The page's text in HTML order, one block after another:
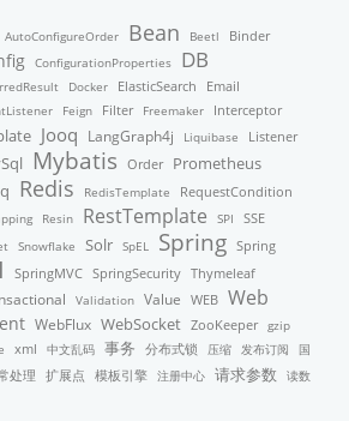
AutoConfigureOrder Bean Beetl
Binder
ConfigurationProperties DB
Docker ElasticSearch
Email
Feign Filter Freemaker Interceptor
Jooq LangGraph4j Liquibase Listener
Mybatis Order Prometheus
Redis RedisTemplate
RequestCondition
Resin RestTemplate SPI SSE
Snowflake Solr SpEL Spring Spring
SpringMVC SpringSecurity Thymeleaf
Validation Value WEB Web
WebFlux WebSocket ZooKeeper gzip
xml 中文乱码 事务 分布式锁 压缩 发布订阅
国
处理 扩展点 模板引擎 注册中心 请求参数
读数